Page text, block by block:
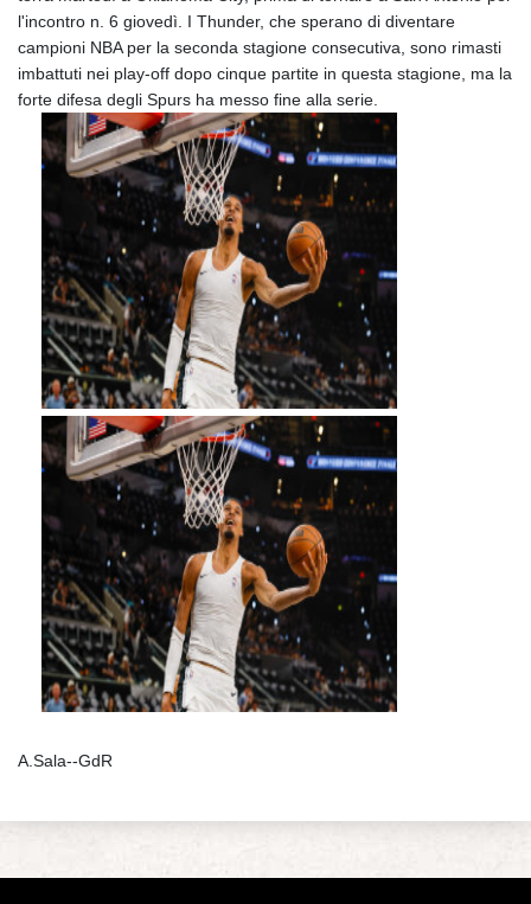
l'incontro n. 6 giovedì. I Thunder, che sperano di diventare
campioni NBA per la seconda stagione consecutiva, sono rimasti
imbattuti nei play-off dopo cinque partite in questa stagione, ma la
forte difesa degli Spurs ha messo fine alla serie.
A.Sala--GdR